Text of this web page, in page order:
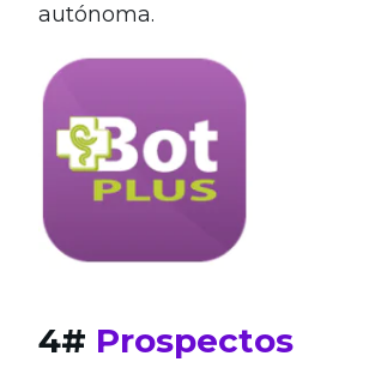
autónoma.
4# Prospectos